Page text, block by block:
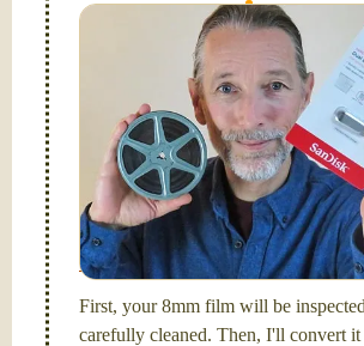
Simplify - get your films in a "grab
We transfer 8mm or Super 8 films onto
stick (or hard drive.)
Hello, I'm Nathaniel. My wife Laura
FilmFix — a two person team.
I am the technical expert with a
picture and photography, from Brooks
Santa Barbara, CA.
First, your 8mm film will be
carefully cleaned. Then, I'll convert